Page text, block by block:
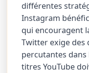
différentes
Instagram
qui encouragent
Twitter exige des
percutantes dans
titres YouTube